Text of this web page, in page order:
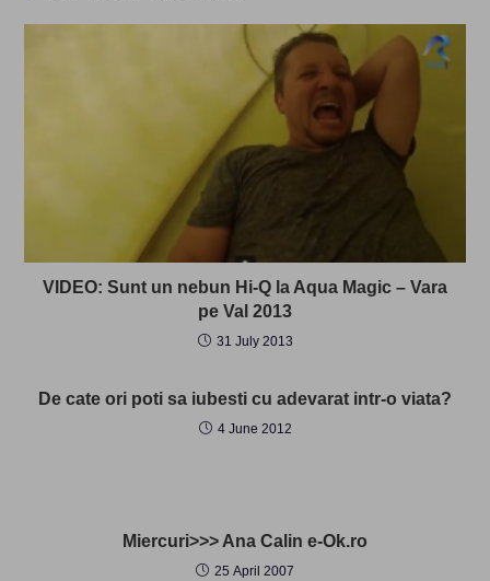
VIDEO: Sunt un nebun Hi-Q la Aqua Magic – Vara
pe Val 2013
31 July 2013
De cate ori poti sa iubesti cu adevarat intr-o viata?
4 June 2012
Miercuri>>> Ana Calin e-Ok.ro
25 April 2007